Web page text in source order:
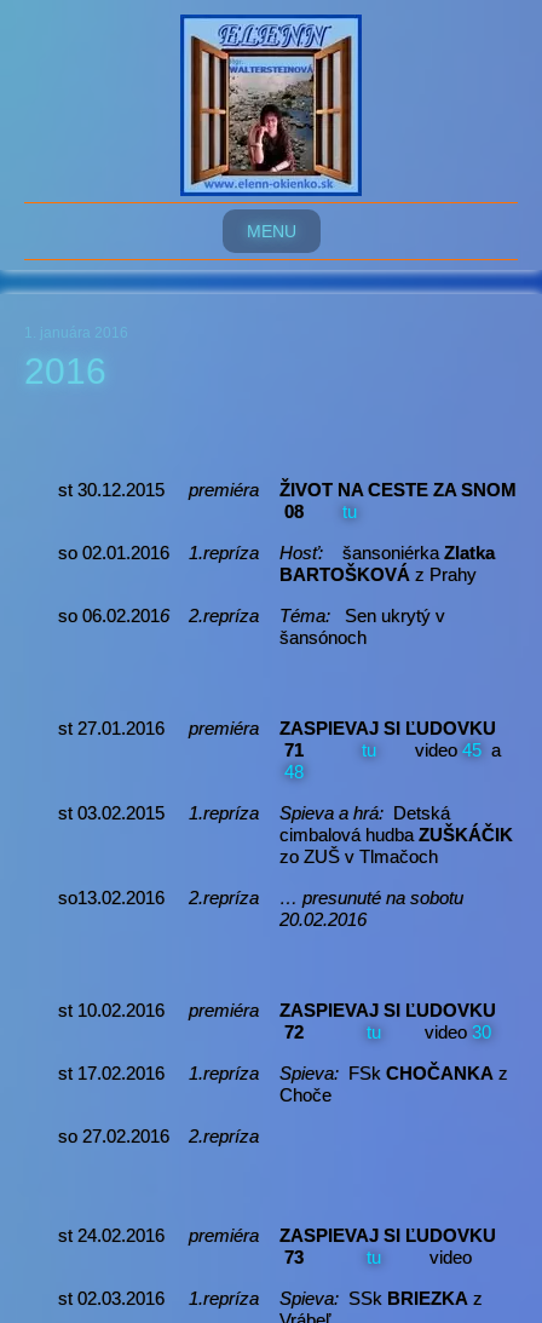
MENU
1. januára 2016
2016
st 30.12.2015 premiéra
ŽIVOT NA CESTE ZA SNOM
08 tu
so 02.01.2016
1.repríza Hosť: šansoniérka Zlatka
BARTOŠKOVÁ z Prahy
so 06.02.2016 2.repríza Téma:
Sen ukrytý v
šansónoch
st 27.01.2016 premiéra
ZASPIEVAJ SI ĽUDOVKU
71
tu video 45 a
48
st 03.02.2015
1.repríza Spieva a hrá: Detská
cimbalová hudba ZUŠKÁČIK
zo ZUŠ v Tlmačoch
so13.02.2016
2.repríza
… presunuté na sobotu
20.02.2016
st 10.02.2016 premiéra
ZASPIEVAJ SI ĽUDOVKU
72
tu video 30
st 17.02.2016
1.repríza Spieva: FSk CHOČANKA z
Choče
so 27.02.2016
2.repríza
st 24.02.2016 premiéra
ZASPIEVAJ SI ĽUDOVKU
73
tu video
st 02.03.2016
1.repríza Spieva: SSk BRIEZKA z